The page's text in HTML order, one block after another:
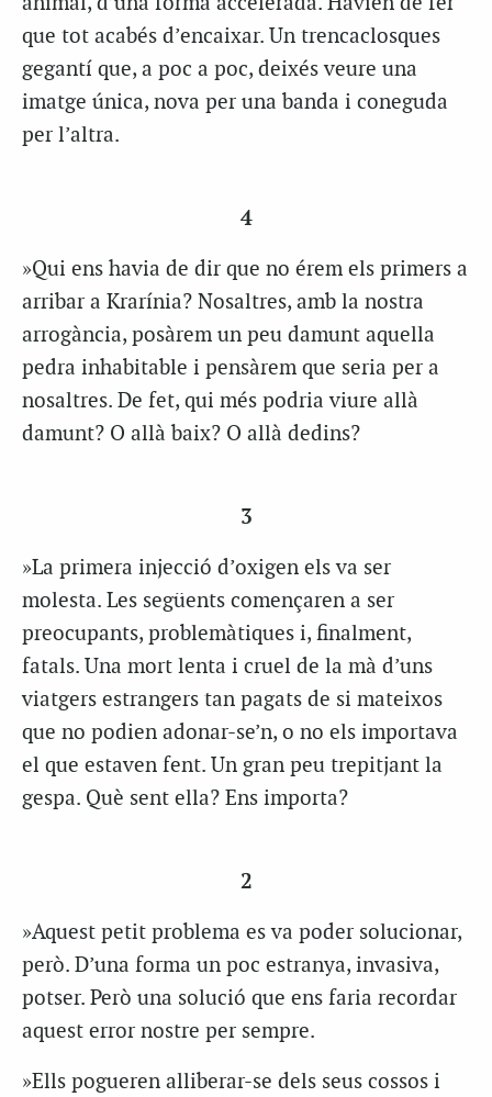
que tot acabés d’encaixar. Un trencaclosques
gegantí que, a poc a poc, deixés veure una
imatge única, nova per una banda i coneguda
per l’altra.
4
»Qui ens havia de dir que no érem els primers a
arribar a Krarínia? Nosaltres, amb la nostra
arrogància, posàrem un peu damunt aquella
pedra inhabitable i pensàrem que seria per a
nosaltres. De fet, qui més podria viure allà
damunt? O allà baix? O allà dedins?
3
»La primera injecció d’oxigen els va ser
molesta. Les següents començaren a ser
preocupants, problemàtiques i, finalment,
fatals. Una mort lenta i cruel de la mà d’uns
viatgers estrangers tan pagats de si mateixos
que no podien adonar-se’n, o no els importava
el que estaven fent. Un gran peu trepitjant la
gespa. Què sent ella? Ens importa?
2
»Aquest petit problema es va poder solucionar,
però. D’una forma un poc estranya, invasiva,
potser. Però una solució que ens faria recordar
aquest error nostre per sempre.
»Ells pogueren alliberar-se dels seus cossos i